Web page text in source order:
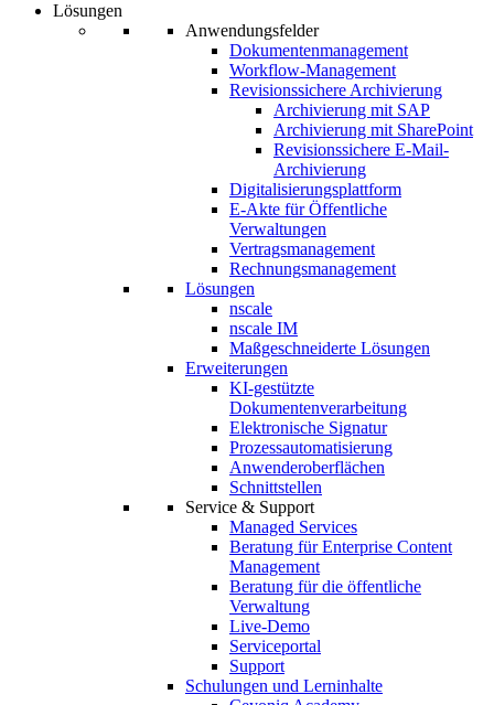
Lösungen
Anwendungsfelder
Dokumentenmanagement
Workflow-Management
Revisionssichere Archivierung
Archivierung mit SAP
Archivierung mit SharePoint
Revisionssichere E-Mail-
Archivierung
Digitalisierungsplattform
E-Akte für Öffentliche
Verwaltungen
Vertragsmanagement
Rechnungsmanagement
Lösungen
nscale
nscale IM
Maßgeschneiderte Lösungen
Erweiterungen
KI-gestützte
Dokumentenverarbeitung
Elektronische Signatur
Prozessautomatisierung
Anwenderoberflächen
Schnittstellen
Service & Support
Managed Services
Beratung für Enterprise Content
Management
Beratung für die öffentliche
Verwaltung
Live-Demo
Serviceportal
Support
Schulungen und Lerninhalte